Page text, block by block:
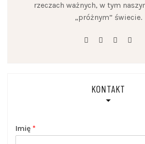
rzeczach ważnych, w tym
„próżnym” świecie.
KONTAKT
Imię *